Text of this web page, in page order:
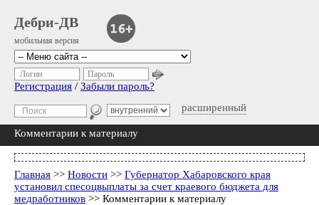
Дебри-ДВ
мобильная версия
расширенный
Логин Пароль
Регистрация / Забыли пароль?
Комментарии к материалу
Главная >> Новости >> Губернатор Хабаровского края
установил спесоцвыплаты за счет краевого бюджета для
медработников >> Комментарии к материалу